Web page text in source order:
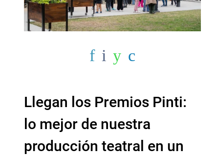
Llegan los Premios Pinti:
lo mejor de nuestra
producción teatral en un